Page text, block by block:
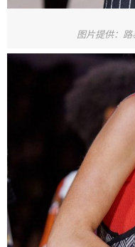
图片提供：路